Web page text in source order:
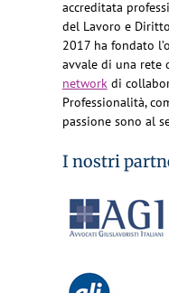
accreditata
del Lavoro e
2017 ha fondato
avvale di una rete
networkdi
Professionalità,
passione sono al
I nostri